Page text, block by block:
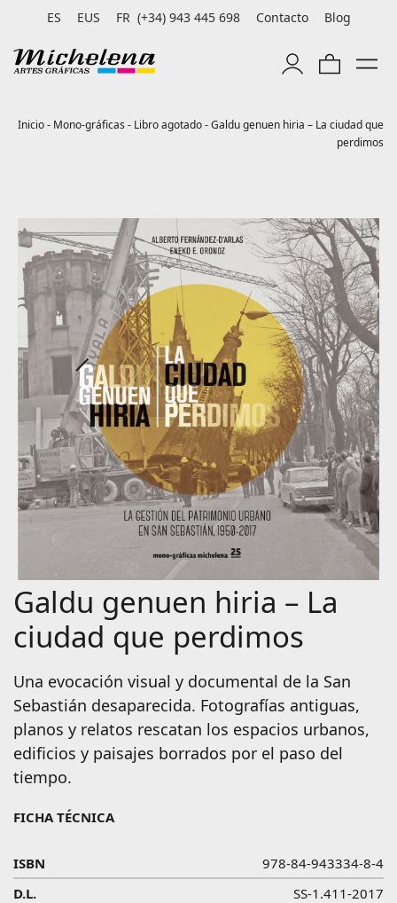
ES EUS FR (+34) 943 445 698 Contacto Blog
Inicio- Mono-gráficas - Libro agotado-Galdu genuen hiria – La ciudad que
perdimos
Galdu genuen hiria – La
ciudad que perdimos
Una evocación visual y documental de la San
Sebastián desaparecida. Fotografías antiguas,
planos y relatos rescatan los espacios urbanos,
edificios y paisajes borrados por el paso del
tiempo.
FICHA TÉCNICA
ISBN
978-84-943334-8-4
D.L.
SS-1.411-2017